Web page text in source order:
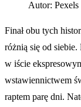
Autor:
Finał obu tych
różnią się od siebie.
w iście
wstawiennictwem
raptem parę dni.